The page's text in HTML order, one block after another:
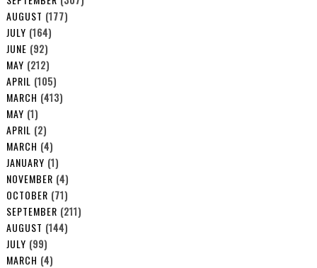
AUGUST (177)
JULY (164)
JUNE (92)
MAY (212)
APRIL (105)
MARCH (413)
MAY (1)
APRIL (2)
MARCH (4)
JANUARY (1)
NOVEMBER (4)
OCTOBER (71)
SEPTEMBER (211)
AUGUST (144)
JULY (99)
MARCH (4)